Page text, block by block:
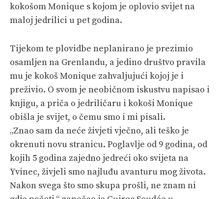
kokošom Monique s kojom je oplovio svijet na
maloj jedrilici u pet godina.
Tijekom te plovidbe neplanirano je prezimio
osamljen na Grenlandu, a jedino društvo pravila
mu je kokoš Monique zahvaljujući kojoj je i
preživio. O svom je neobičnom iskustvu napisao i
knjigu, a priča o jedriličaru i kokoši Monique
obišla je svijet, o čemu smo i mi pisali.
„Znao sam da neće živjeti vječno, ali teško je
okrenuti novu stranicu. Poglavlje od 9 godina, od
kojih 5 godina zajedno jedreći oko svijeta na
Yvinec, živjeli smo najluđu avanturu mog života.
Nakon svega što smo skupa prošli, ne znam ni